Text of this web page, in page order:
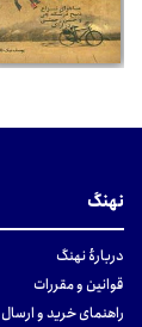
نهنگ
دربارهٔ نهنگ
قوانین و مقررات
راهنمای خرید و ارسال